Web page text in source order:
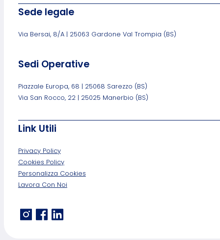
Sede legale
Via Bersai, 8/A | 25063 Gardone Val Trompia (BS)
Sedi Operative
Piazzale Europa, 68 | 25068 Sarezzo (BS)
Via San Rocco, 22 | 25025 Manerbio (BS)
Link Utili
Privacy Policy
Cookies Policy
Personalizza Cookies
Lavora Con Noi